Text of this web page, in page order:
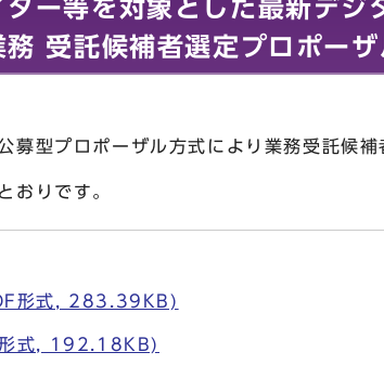
ー等を対象とした最新デジ
務 受託候補者選定プロポーザ
募型プロポーザル方式により業務受託候補
おりです。
形式, 283.39KB)
式, 192.18KB)